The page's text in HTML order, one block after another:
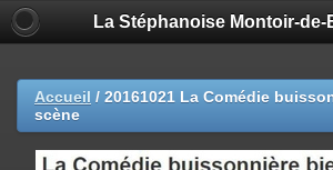
La Stéphanoise Montoir-de-
Accueil / 20161021 La Comédie
scène